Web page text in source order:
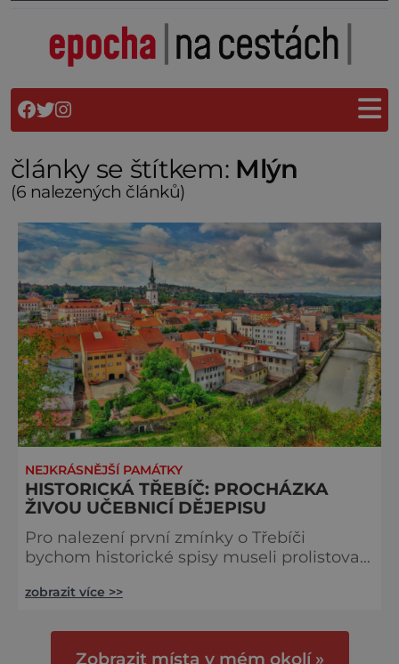
články se štítkem: Mlýn
(6 nalezených článků)
NEJKRÁSNĚJŠÍ PAMÁTKY
HISTORICKÁ TŘEBÍČ: PROCHÁZKA
ŽIVOU UČEBNICÍ DĚJEPISU
Pro nalezení první zmínky o Třebíči
bychom historické spisy museli prolistovat
roku 1101, kdy moravská knížata Oldřich a
benediktinský klášter. A ta historie je tu
vidět na každém kroku. Hned od založení
zobrazit více >>
Zobrazit místa v mém okolí »